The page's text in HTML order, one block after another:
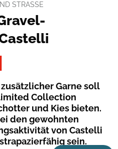
STRASSE
Garne soll
Collection
und Kies bieten.
den gewohnten
von Castelli
sein.